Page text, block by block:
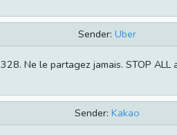
Sender: Uber
Ne le partagez jamais. STOP
Sender: Kakao